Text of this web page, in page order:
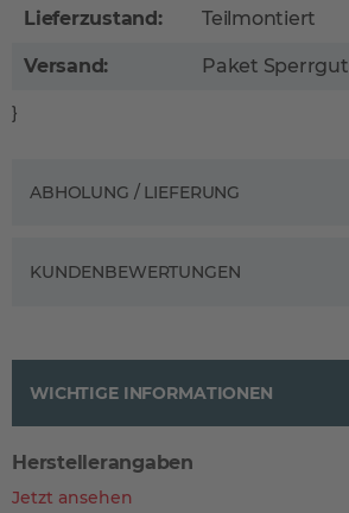
Lieferzustand: Teilmontiert
Versand: Paket Sperrgut
}
ABHOLUNG / LIEFERUNG
KUNDENBEWERTUNGEN
WICHTIGE INFORMATIONEN
Herstellerangaben
Jetzt ansehen